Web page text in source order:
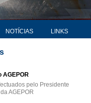
NOTÍCIAS LINKS
AGEPOR
pelo Presidente
da AGEPOR